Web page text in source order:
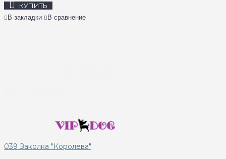
КУПИТЬ
В закладки В сравнение
039 Заколка "Королева"